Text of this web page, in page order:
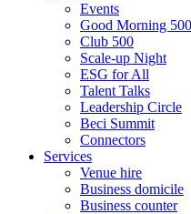
Events
Good Morning 500
Club 500
Scale-up Night
ESG for All
Talent Talks
Leadership Circle
Beci Summit
Connectors
Services
Venue hire
Business domicile
Business counter